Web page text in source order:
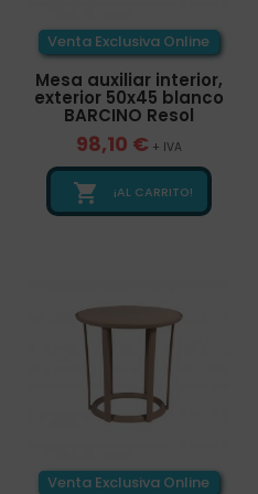
Venta Exclusiva Online
Mesa auxiliar interior,
exterior 50x45 blanco
BARCINO Resol
98,10 € + IVA
 ¡AL CARRITO!
Venta Exclusiva Online